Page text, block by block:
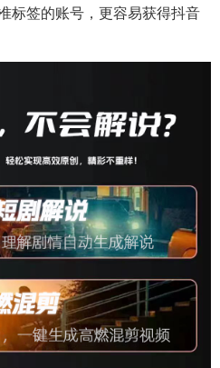
标签的账号，更容易获得抖音